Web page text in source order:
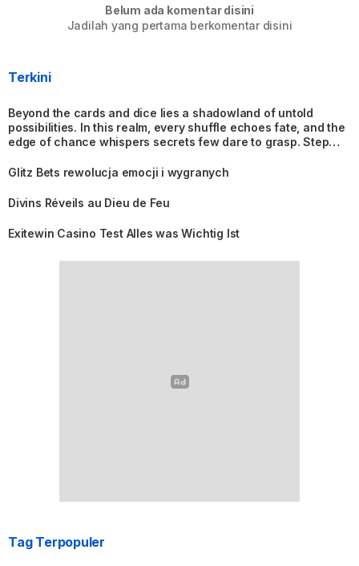
Belum ada komentar disini
Jadilah yang pertama berkomentar disini
Terkini
Beyond the cards and dice lies a shadowland of untold
possibilities. In this realm, every shuffle echoes fate, and the
edge of chance whispers secrets few dare to grasp. Step
Glitz Bets rewolucja emocji i wygranych
Divins Réveils au Dieu de Feu
Exitewin Casino Test Alles was Wichtig Ist
Tag Terpopuler